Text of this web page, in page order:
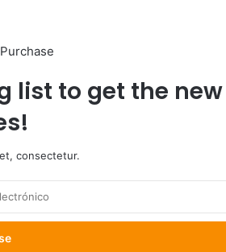
list to get the new
consectetur.